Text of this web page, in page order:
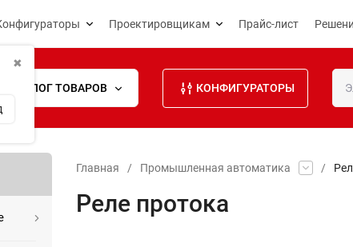
✖
Проектировщикам Прайс-лист
КАТАЛОГ ТОВАРОВ КОНФИГУРАТОРЫ
Главная / Промышленная автоматика /
Реле протока